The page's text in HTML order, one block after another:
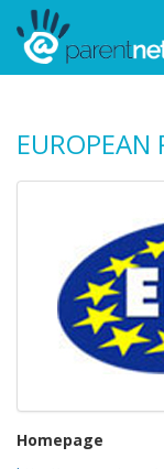
EUROPEAN
Homepage